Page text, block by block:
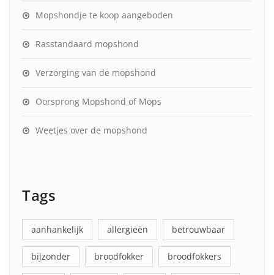
Mopshondje te koop aangeboden
Rasstandaard mopshond
Verzorging van de mopshond
Oorsprong Mopshond of Mops
Weetjes over de mopshond
Tags
aanhankelijk allergieën betrouwbaar
bijzonder broodfokker broodfokkers